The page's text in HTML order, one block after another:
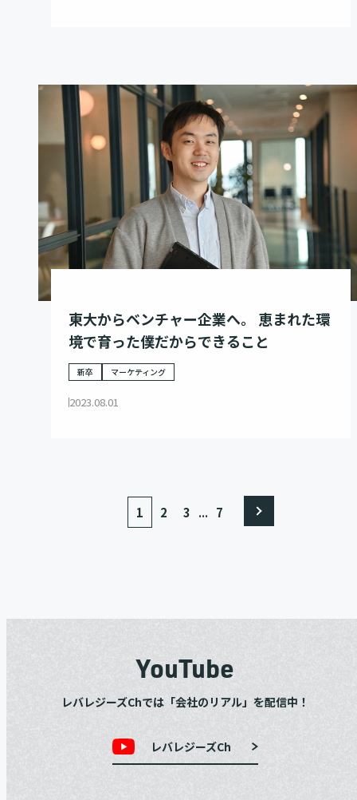
東大からベンチャー企業へ。 恵まれた環
境で育った僕だからできること
新卒 マーケティング
2023.08.01
1 2 3 ... 7
YouTube
レバレジーズChでは「会社のリアル」を配信中！
レバレジーズCh